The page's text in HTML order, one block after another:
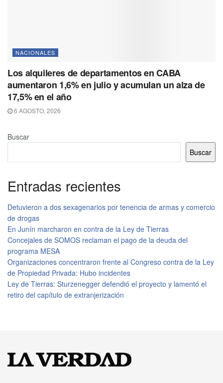
NACIONALES
Los alquileres de departamentos en CABA
aumentaron 1,6% en julio y acumulan un alza de
17,5% en el año
6 AGOSTO, 2026
Buscar
Buscar
Entradas recientes
Detuvieron a dos sexagenarios por tenencia de armas y comercio
de drogas
En Junín marcharon en contra de la Ley de Tierras
Concejales de SOMOS reclaman el pago de la deuda del
programa MESA
Organizaciones concentraron frente al Congreso contra de la Ley
de Propiedad Privada: Hubo incidentes
Ley de Tierras: Sturzenegger defendió el proyecto y lamentó el
retiro del capítulo de extranjerización